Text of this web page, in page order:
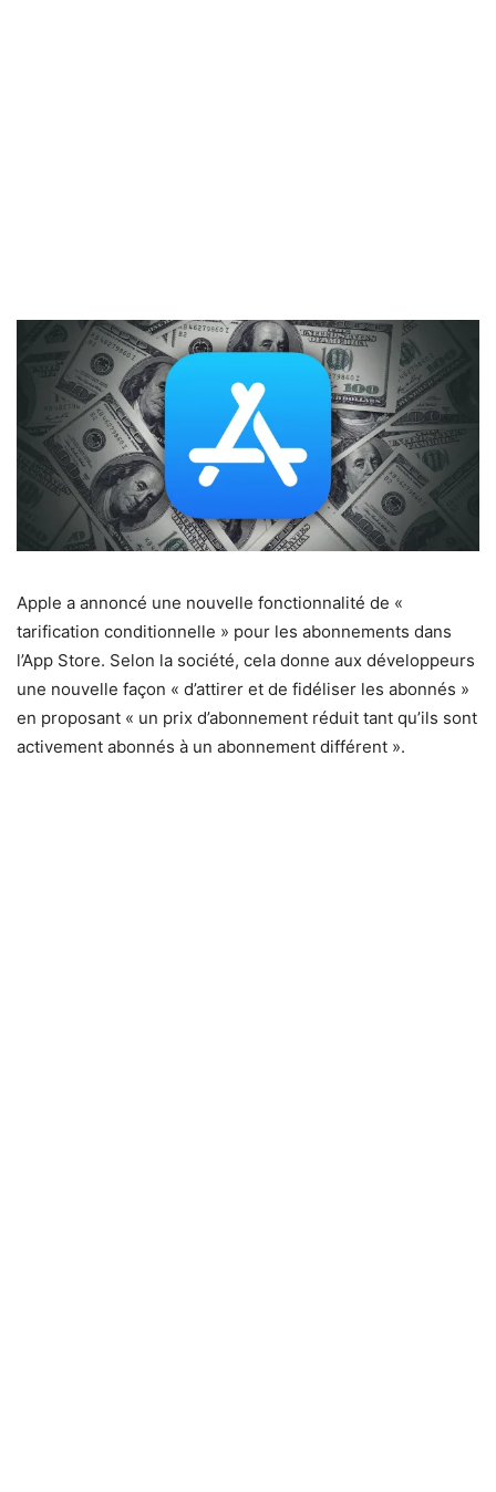
Apple a annoncé une nouvelle fonctionnalité de «
tarification conditionnelle » pour les abonnements dans
l’App Store. Selon la société, cela donne aux développeurs
une nouvelle façon « d’attirer et de fidéliser les abonnés »
en proposant « un prix d’abonnement réduit tant qu’ils sont
activement abonnés à un abonnement différent ».